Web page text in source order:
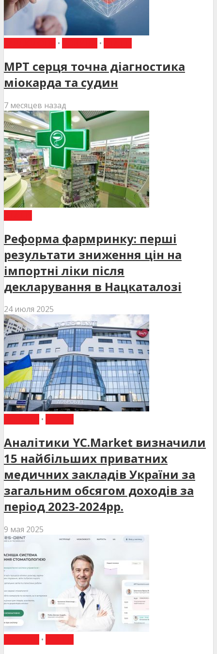
• •
МРТ серця точна діагностика
міокарда та судин
7 месяцев назад
Реформа фармринку: перші
результати зниження цін на
імпортні ліки після
декларування в Нацкаталозі
24 июля 2025
•
Аналітики YC.Market визначили
15 найбільших приватних
медичних закладів України за
загальним обсягом доходів за
період 2023-2024рр.
9 мая 2025
•